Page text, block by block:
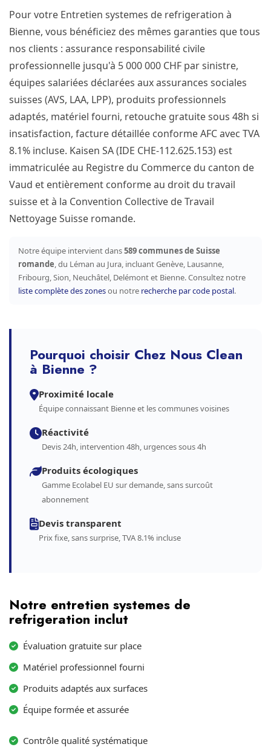
Pour votre Entretien systemes de refrigeration à
Bienne, vous bénéficiez des mêmes garanties que tous
nos clients : assurance responsabilité civile
professionnelle jusqu'à 5 000 000 CHF par sinistre,
équipes salariées déclarées aux assurances sociales
suisses (AVS, LAA, LPP), produits professionnels
adaptés, matériel fourni, retouche gratuite sous 48h si
insatisfaction, facture détaillée conforme AFC avec TVA
8.1% incluse. Kaisen SA (IDE CHE-112.625.153) est
immatriculée au Registre du Commerce du canton de
Vaud et entièrement conforme au droit du travail
suisse et à la Convention Collective de Travail
Nettoyage Suisse romande.
Notre équipe intervient dans589 communes de Suisse
romande, du Léman au Jura, incluant Genève, Lausanne,
Fribourg, Sion, Neuchâtel, Delémont et Bienne. Consultez notre
liste complète des zonesou notre recherche par code postal.
Pourquoi choisir Chez Nous Clean
à Bienne ?
Proximité locale
Équipe connaissant Bienne et les communes voisines
Réactivité
Devis 24h, intervention 48h, urgences sous 4h
Produits écologiques
Gamme Ecolabel EU sur demande, sans surcoût
abonnement
Devis transparent
Prix fixe, sans surprise, TVA 8.1% incluse
Notre entretien systemes de
refrigeration inclut
Évaluation gratuite sur place
Matériel professionnel fourni
Produits adaptés aux surfaces
Équipe formée et assurée
Contrôle qualité systématique